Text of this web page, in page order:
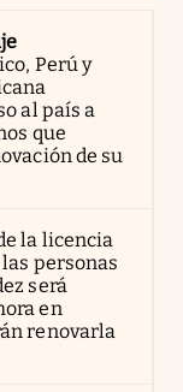
Perú y
al país a
que
de su
la licencia
personas
será
en
renovarla